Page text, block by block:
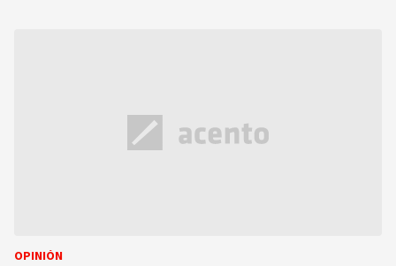
OPINIÓN